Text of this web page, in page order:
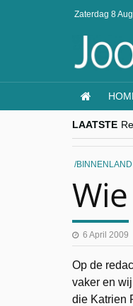
Zaterdag 8
LAATSTE
BINNENLAND
6 April 2009
Op de
vaker en
die Katrien